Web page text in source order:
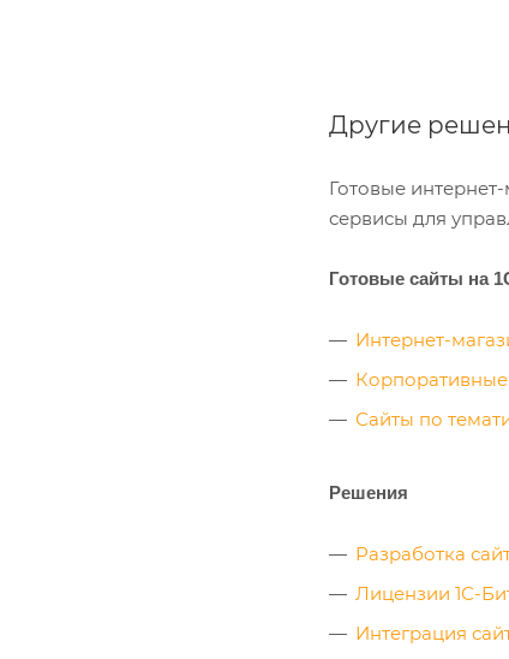
Другие
Готовые
сервисы для
Готовые сайты на
Интернет-
Сайты по
Решения
Разработка
Лицензии 1С-
Интеграция